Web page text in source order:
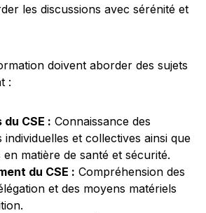
les discussions avec sérénité et
doivent aborder des sujets
:
CSE : Connaissance des
individuelles et collectives ainsi que
en matière de santé et sécurité.
du CSE : Compréhension des
et des moyens matériels